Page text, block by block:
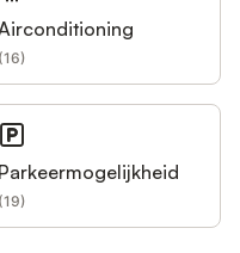
(16)
Parkeermogelijkheid
(19)